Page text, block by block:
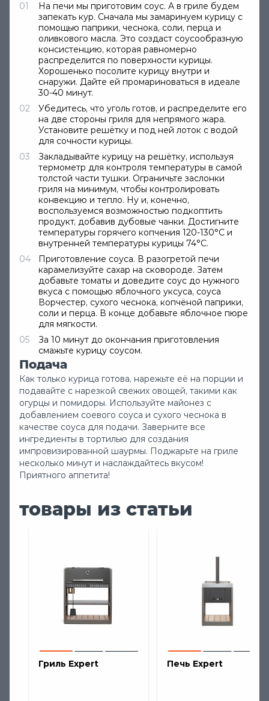
новости
Все разделы Статьи Видео
31 новости Самые новые
20 мая 2026
Традиционное копчение
дровах в смокере EXPERT
Погружаемся в мир кулинарии и учимся
готовить вкусное копчёное мясо на
На печи мы приготовим соус. А в гриле будем
запекать кур. Сначала мы замаринуем курицу с
помощью паприки, чеснока, соли, перца и
оливкового масла. Это создаст соусообразную
консистенцию, которая равномерно
распределится по поверхности курицы.
Хорошенько посолите курицу внутри и
снаружи. Дайте ей промариноваться в идеале
30-40 минут.
Убедитесь, что уголь готов, и распределите его
на две стороны гриля для непрямого жара.
Установите решётку и под ней лоток с водой
для сочности курицы.
Закладывайте курицу на решётку, используя
термометр для контроля температуры в самой
толстой части тушки. Ограничьте заслонки
гриля на минимум, чтобы контролировать
конвекцию и тепло. Ну и, конечно,
воспользуемся возможностью подкоптить
продукт, добавив дубовые чанки. Достигните
температуры горячего копчения 120-130°C и
внутренней температуры курицы 74°C.
Приготовление соуса. В разогретой печи
карамелизуйте сахар на сковороде. Затем
добавьте томаты и доведите соус до нужного
вкуса с помощью яблочного уксуса, соуса
Ворчестер, сухого чеснока, копчёной паприки,
соли и перца. В конце добавьте яблочное пюре
для мягкости.
За 10 минут до окончания приготовления
смажьте курицу соусом.
Подача
Как только курица готова, нарежьте её на порции и
подавайте с нарезкой свежих овощей, такими как
огурцы и помидоры. Используйте майонез с
добавлением соевого соуса и сухого чеснока в
качестве соуса для подачи. Заверните все
ингредиенты в тортилью для создания
импровизированной шаурмы. Поджарьте на гриле
несколько минут и наслаждайтесь вкусом!
Приятного аппетита!
товары из статьи
Гриль Expert Печь Expert